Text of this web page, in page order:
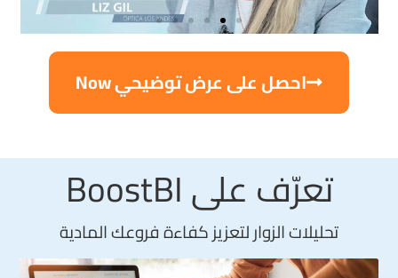
احصل على عرض توضيحي Now
تعرّف على BoostBI
تحليلات الزوار لتعزيز كفاءة فروعك المادية